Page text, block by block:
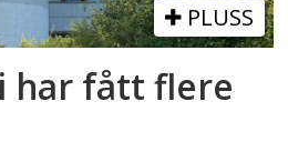
PLUSS
har fått flere